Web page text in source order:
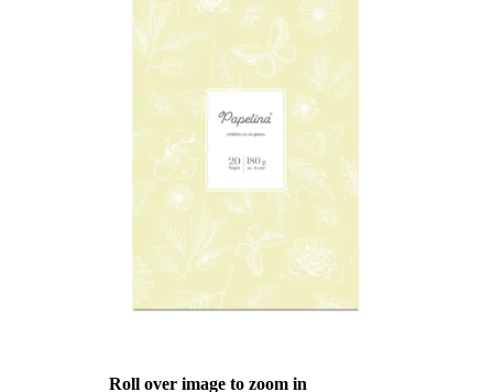
Roll over image to zoom in